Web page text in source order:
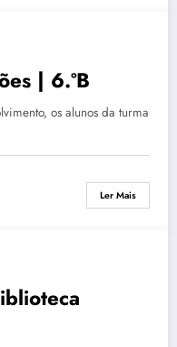
| 6.ºB
os alunos da turma
Ler Mais